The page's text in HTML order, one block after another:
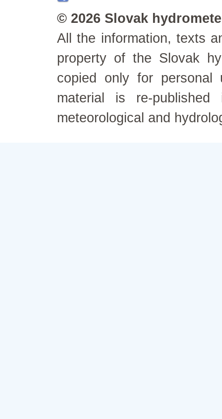
© 2026 Slovak
All the information, texts
property of the Slovak
copied only for personal
material is re-
meteorological and